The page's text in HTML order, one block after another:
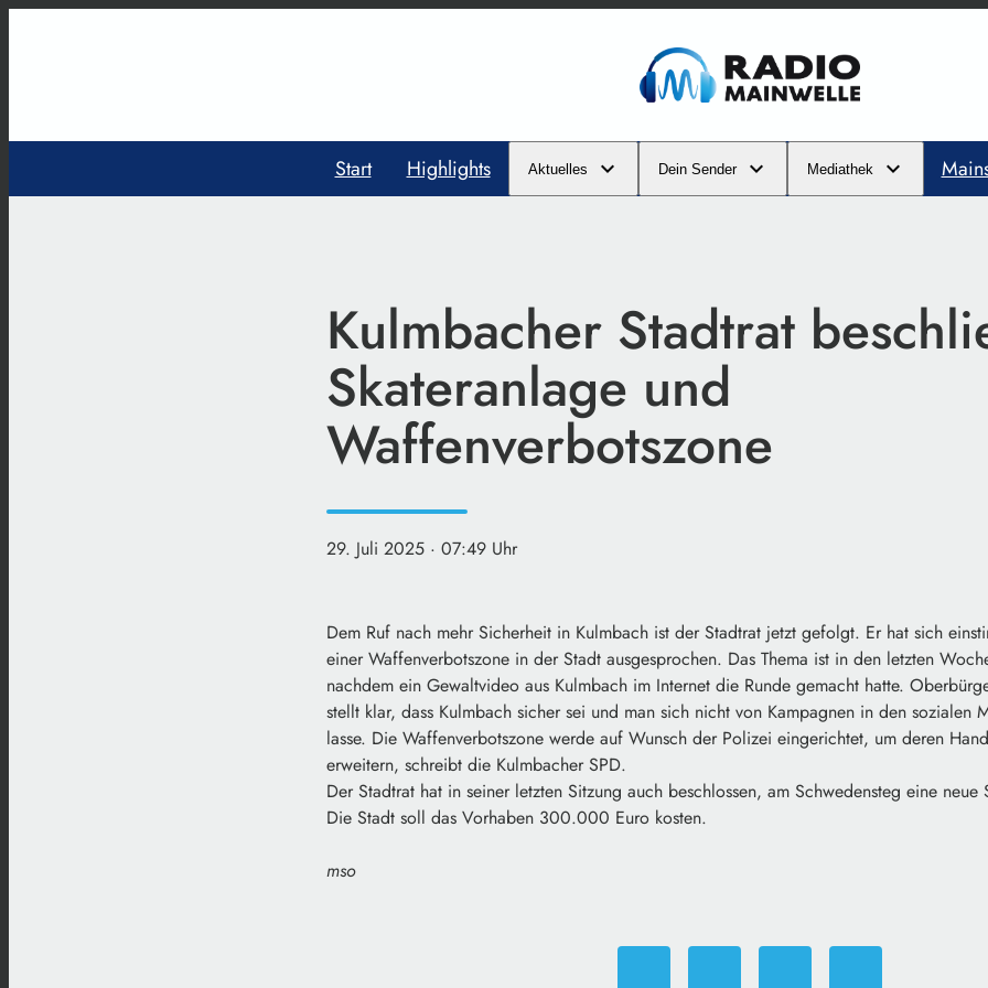
Start Highlights Aktuelles Dein Sender Mediathek
Kulmbacher Stadtrat
Skateranlage und
Waffenverbotszone
29. Juli 2025 · 07:49 Uhr
Dem Ruf nach mehr Sicherheit in Kulmbach ist der Stadtrat jetzt gefolgt. Er hat sich
einer Waffenverbotszone in der Stadt ausgesprochen. Das Thema ist in den letzten
nachdem ein Gewaltvideo aus Kulmbach im Internet die Runde gemacht hatte.
stellt klar, dass Kulmbach sicher sei und man sich nicht von Kampagnen in den sozialen
lasse. Die Waffenverbotszone werde auf Wunsch der Polizei eingerichtet, um deren
erweitern, schreibt die Kulmbacher SPD.
Der Stadtrat hat in seiner letzten Sitzung auch beschlossen, am Schwedensteg eine neue
Die Stadt soll das Vorhaben 300.000 Euro kosten.
mso